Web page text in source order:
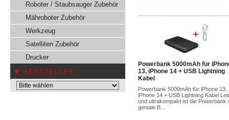
Roboter / Staubsauger Zubehör
Mähroboter Zubehör
Werkzeug
Satelliten Zubehör
Drucker
HERSTELLER
Powerbank 5000mAh für
13, iPhone 14 + USB Lightning
Kabel
Powerbank 5000mAh für iPhone 13,
iPhone 14 + USB Lightning Kabel
und ultrakompakt ist die Powerbank
geniale B...